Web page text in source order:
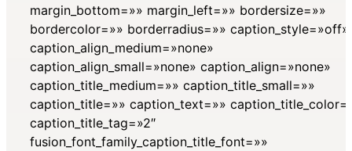
margin_bottom=»» margin_left=»» bordersize=»»
bordercolor=»» borderradius=»» caption_style=»off»
caption_align_medium=»none»
caption_align_small=»none» caption_align=»none»
caption_title_medium=»» caption_title_small=»»
caption_title=»» caption_text=»»
caption_title_tag=»2″
fusion_font_family_caption_title_font=»»